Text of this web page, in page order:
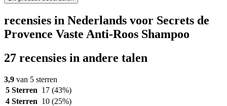
recensies in Nederlands voor Secrets de
Provence Vaste Anti-Roos Shampoo
27 recensies in andere talen
3,9 van 5 sterren
5 Sterren 17 (43%)
4 Sterren 10 (25%)